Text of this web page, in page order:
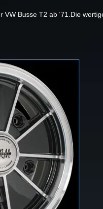
VW Busse T2 ab '71.Die